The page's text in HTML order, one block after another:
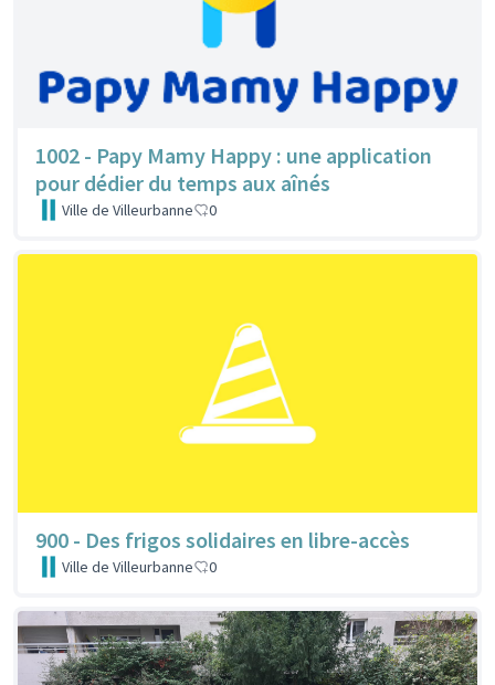
1002 - Papy Mamy Happy : une application
pour dédier du temps aux aînés
Ville de Villeurbanne 0
900 - Des frigos solidaires en libre-accès
Ville de Villeurbanne 0